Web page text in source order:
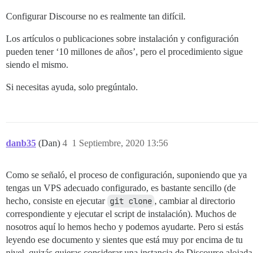
Configurar Discourse no es realmente tan difícil.
Los artículos o publicaciones sobre instalación y configuración
pueden tener ‘10 millones de años’, pero el procedimiento sigue
siendo el mismo.
Si necesitas ayuda, solo pregúntalo.
danb35 (Dan) 1 Septiembre, 2020 13:56
4
Como se señaló, el proceso de configuración, suponiendo que ya
tengas un VPS adecuado configurado, es bastante sencillo (de
hecho, consiste en ejecutar git clone , cambiar al directorio
correspondiente y ejecutar el script de instalación). Muchos de
nosotros aquí lo hemos hecho y podemos ayudarte. Pero si estás
leyendo ese documento y sientes que está muy por encima de tu